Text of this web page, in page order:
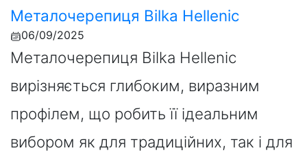
Металочерепиця Bilka Hellenic
06/09/2025
Металочерепиця Bilka Hellenic
вирізняється глибоким, виразним
профілем, що робить її ідеальним
вибором як для традиційних, так і для